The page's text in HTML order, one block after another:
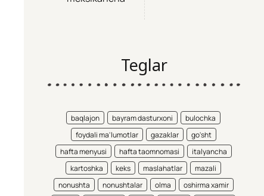
Teglar
baqlajon bayram dasturxoni
bulochka
foydali ma'lumotlar
gazaklar
go'sht
hafta menyusi
hafta taomnomasi
italyancha
kartoshka
keks maslahatlar
mazali
nonushta
nonushtalar olma
oshirma xamir